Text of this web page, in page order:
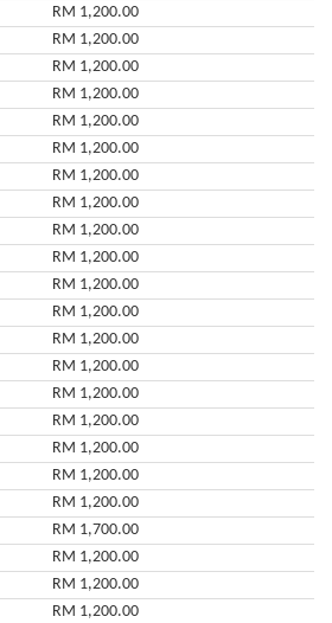
RM 1,200.00
RM 1,200.00
RM 1,200.00
RM 1,200.00
RM 1,200.00
RM 1,200.00
RM 1,200.00
RM 1,200.00
RM 1,200.00
RM 1,200.00
RM 1,200.00
RM 1,200.00
RM 1,200.00
RM 1,200.00
RM 1,200.00
RM 1,200.00
RM 1,200.00
RM 1,200.00
RM 1,200.00
RM 1,700.00
RM 1,200.00
RM 1,200.00
RM 1,200.00